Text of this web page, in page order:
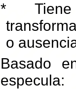
*
Tiene
o
Basado
especula: